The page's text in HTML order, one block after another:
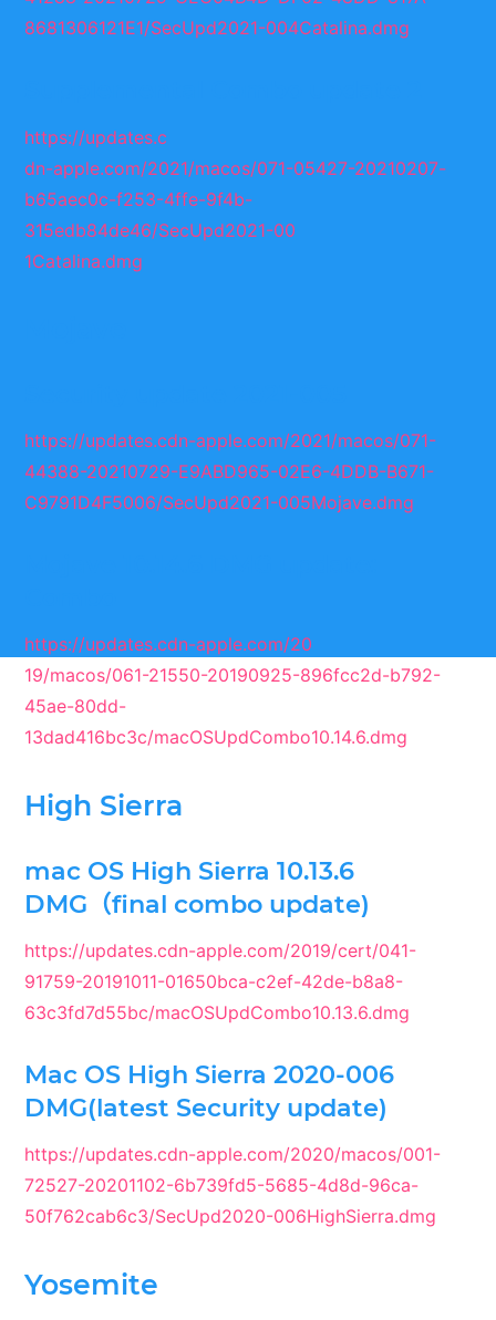
8681306121E1/SecUpd2021-004Catalina.dmg
https://updates.c
dn-apple.com/2021/macos/071-05427-20210207-
b65aec0c-f253-4ffe-9f4b-
315edb84de46/SecUpd2021-00
1Catalina.dmg
https://updates.cdn-apple.com/2021/macos/071-
44388-20210729-E9ABD965-02E6-4DDB-B671-
C9791D4F5006/SecUpd2021-005Mojave.dmg
https://updates.cdn-apple.com/20
19/macos/061-21550-20190925-896fcc2d-b792-
45ae-80dd-
13dad416bc3c/macOSUpdCombo10.14.6.dmg
High Sierra
mac OS High Sierra 10.13.6
DMG（final combo update)
https://updates.cdn-apple.com/2019/cert/041-
91759-20191011-01650bca-c2ef-42de-b8a8-
63c3fd7d55bc/macOSUpdCombo10.13.6.dmg
Mac OS High Sierra 2020-006
DMG(latest Security update)
https://updates.cdn-apple.com/2020/macos/001-
72527-20201102-6b739fd5-5685-4d8d-96ca-
50f762cab6c3/SecUpd2020-006HighSierra.dmg
Yosemite